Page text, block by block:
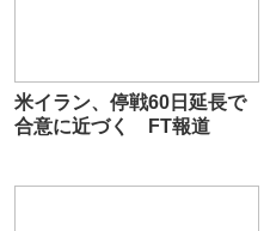
米イラン、停戦60日延長で
合意に近づく FT報道